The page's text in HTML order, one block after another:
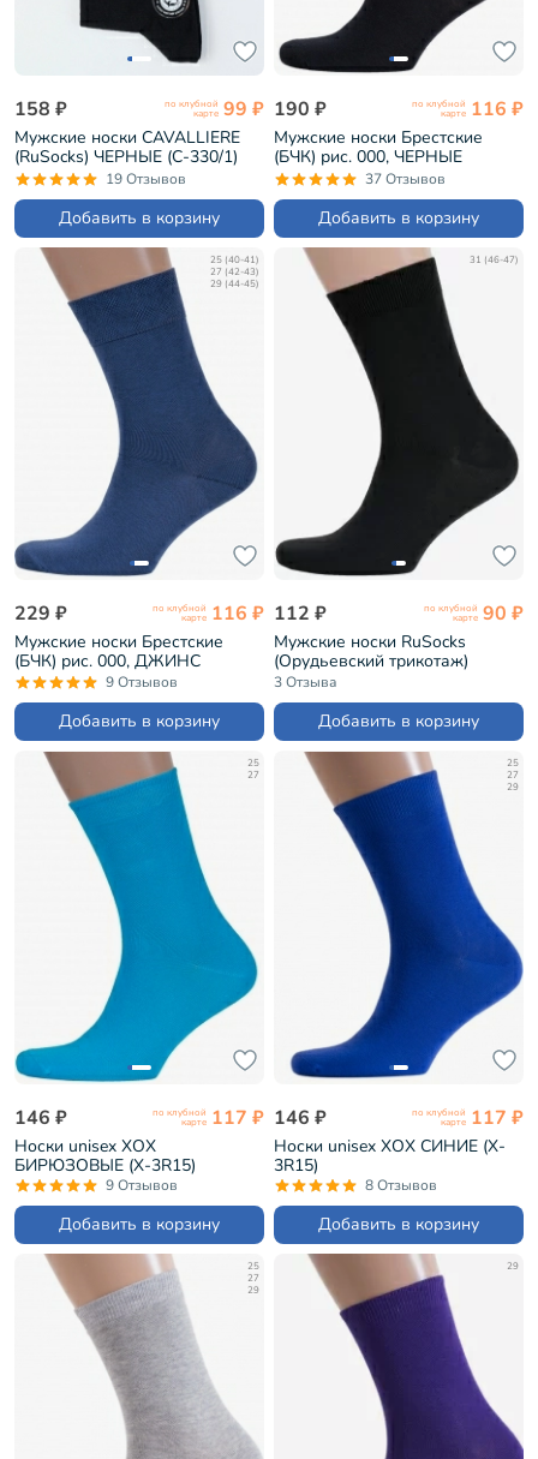
158 ₽ по клубной
карте 99 ₽
Мужские носки CAVALLIERE
(RuSocks) ЧЕРНЫЕ (С-330/1)
19 Отзывов
Добавить в корзину
190 ₽ по клубной
карте 116 ₽
Мужские носки Брестские
(БЧК) рис. 000, ЧЕРНЫЕ
(14С2122)
37 Отзывов
Добавить в корзину
25 (40-41)
27 (42-43)
29 (44-45)
229 ₽ по клубной
карте 116 ₽
Мужские носки Брестские
(БЧК) рис. 000, ДЖИНС
(14С2122)
9 Отзывов
Добавить в корзину
31 (46-47)
112 ₽ по клубной
карте 90 ₽
Мужские носки RuSocks
(Орудьевский трикотаж)
ЧЕРНЫЕ (М-1134)
3 Отзыва
Добавить в корзину
25
27
146 ₽ по клубной
карте 117 ₽
Носки unisex ХОХ
БИРЮЗОВЫЕ (X-3R15)
9 Отзывов
Добавить в корзину
25
27
29
146 ₽ по клубной
карте 117 ₽
Носки unisex ХОХ СИНИЕ (X-
3R15)
8 Отзывов
Добавить в корзину
25
27
29
29